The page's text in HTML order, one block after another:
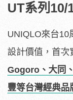
UT系列10/
UNIQLO來台10
設計價值，首次
Gogoro、大同
豐等台灣經典品